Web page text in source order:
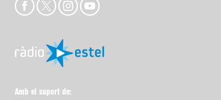
Amb el suport de: